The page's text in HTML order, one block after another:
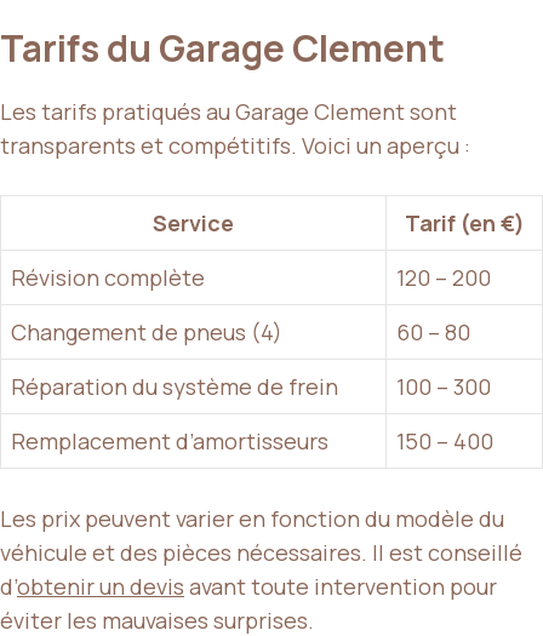
Tarifs du Garage Clement
Les tarifs pratiqués au Garage Clement sont
transparents et compétitifs. Voici un aperçu :
Service
Tarif (en €)
Révision complète
120 – 200
Changement de pneus (4)
60 – 80
Réparation du système de frein
100 – 300
Remplacement d’amortisseurs
150 – 400
Les prix peuvent varier en fonction du modèle du
véhicule et des pièces nécessaires. Il est conseillé
d’obtenir un devis avant toute intervention pour
éviter les mauvaises surprises.